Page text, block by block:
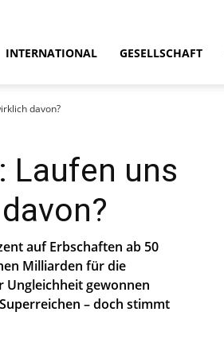
INTERNATIONAL GESELLSCHAFT
davon?
Laufen uns
auf Erbschaften ab 50
Milliarden für die
Ungleichheit gewonnen
– doch stimmt